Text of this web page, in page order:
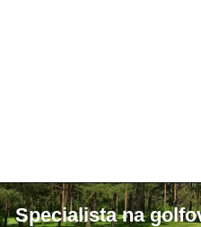
Specialista na